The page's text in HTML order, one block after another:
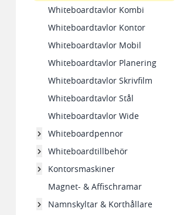
Whiteboardtavlor Kombi
Whiteboardtavlor Kontor
Whiteboardtavlor Mobil
Whiteboardtavlor Planering
Whiteboardtavlor Skrivfilm
Whiteboardtavlor Stål
Whiteboardtavlor Wide
Whiteboardpennor
Whiteboardtillbehör
Kontorsmaskiner
Magnet- & Affischramar
Namnskyltar & Korthållare